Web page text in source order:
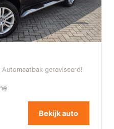
gereviseerd!
Bekijk auto